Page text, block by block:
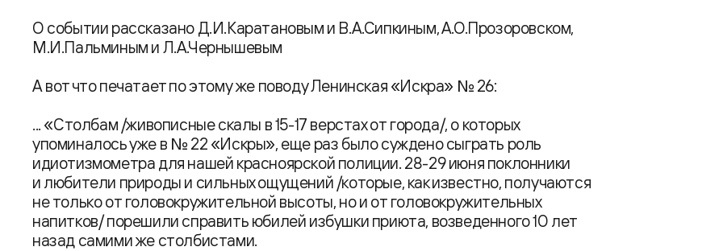
О событии рассказано Д.И.Каратановым и В.А.Сипкиным, А.О.Прозоровском,
М.И.Пальминым и Л.А.Чернышевым
А вот что печатает по этому же поводу Ленинская «Искра» № 26:
... «Столбам /живописные скалы в 15-17 верстах от города/, о которых
упоминалось уже в № 22 «Искры», еще раз было суждено сыграть роль
идиотизмометра для нашей красноярской полиции. 28-29 июня поклонники
и любители природы и сильных ощущений /которые, как известно, получаются
не только от головокружительной высоты, но и от головокружительных
напитков/ порешили справить юбилей избушки приюта, возведенного 10 лет
назад самими же столбистами.